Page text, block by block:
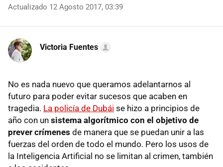
Actualizado 12 Agosto 2017, 03:39
Victoria Fuentes
No es nada nuevo que queramos adelantarnos al
futuro para poder evitar sucesos que acaben en
tragedia. La policía de Dubái se hizo a principios de
año con un sistema algorítmico con el objetivo de
prever crímenes de manera que se puedan unir a las
fuerzas del orden de todo el mundo. Pero los usos de
la Inteligencia Artificial no se limitan al crimen, también